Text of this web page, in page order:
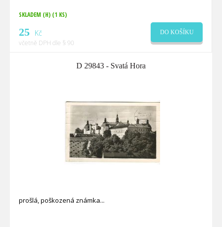
SKLADEM (H) (1 KS)
25 Kč
včetně DPH dle § 90
DO KOŠÍKU
D 29843 - Svatá Hora
prošlá, poškozená známka